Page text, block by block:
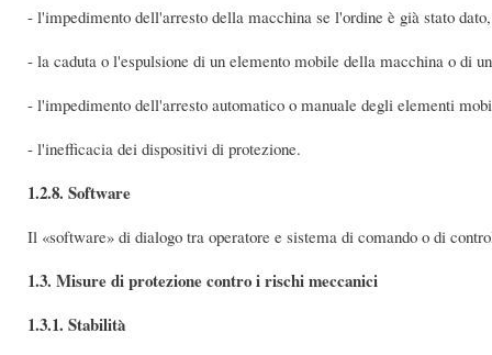
- l'impedimento dell'arresto della macchina se l'ordine è già stato dato,
- la caduta o l'espulsione di un elemento mobile della macchina o di
- l'impedimento dell'arresto automatico o manuale degli elementi
- l'inefficacia dei dispositivi di protezione.
1.2.8. Software
Il «software» di dialogo tra operatore e sistema di comando o di
1.3. Misure di protezione contro i rischi meccanici
1.3.1. Stabilità